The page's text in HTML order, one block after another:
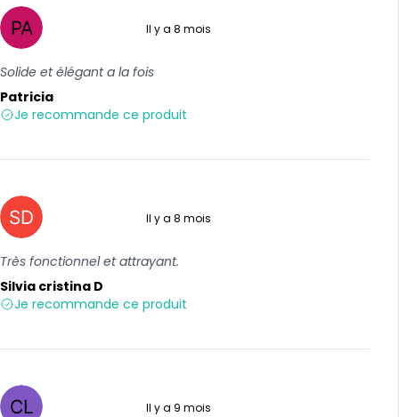
Il y a 8 mois
Solide et élégant a la fois
Patricia
Je recommande ce produit
Il y a 8 mois
Très fonctionnel et attrayant.
Silvia cristina D
Je recommande ce produit
Il y a 9 mois